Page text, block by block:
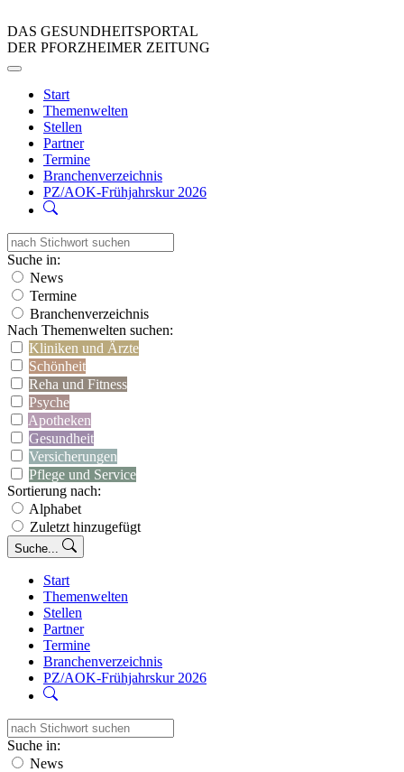
DAS GESUNDHEITSPORTAL
DER PFORZHEIMER ZEITUNG
Start
Themenwelten
Stellen
Partner
Termine
Branchenverzeichnis
PZ/AOK-Frühjahrskur 2026
Suche in:
News
Termine
Branchenverzeichnis
Nach Themenwelten suchen:
Kliniken und Ärzte
Schönheit
Reha und Fitness
Psyche
Apotheken
Gesundheit
Versicherungen
Pflege und Service
Sortierung nach:
Alphabet
Zuletzt hinzugefügt
Suche...
Start
Themenwelten
Stellen
Partner
Termine
Branchenverzeichnis
PZ/AOK-Frühjahrskur 2026
Suche in:
News